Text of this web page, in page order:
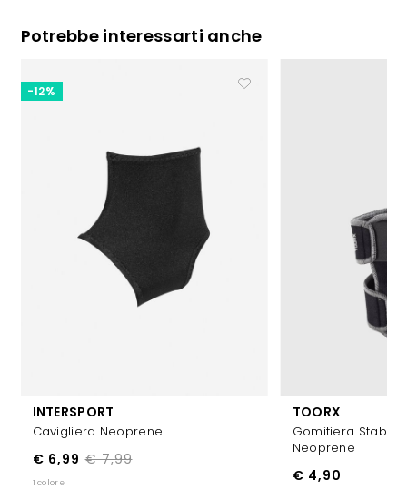
Potrebbe interessarti anche
INTERSPORT
Cavigliera Neoprene
€ 7,99
€ 6,99
-12%
1 colore
TOORX
Gomitiera
Neoprene
€ 4,90